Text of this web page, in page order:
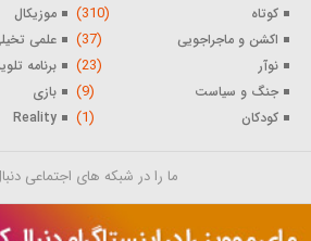
کوتاه (310) موزیکال
اکشن و ماجراجویی (37) علمی
نوآر (23) برنامه
جنگ و سیاست (9) بازی
کودکان (1)
Reality
ما را در شبکه های اجتماعی